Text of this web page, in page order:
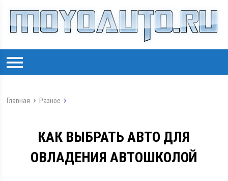
Главная Разное
КАК ВЫБРАТЬ АВТО ДЛЯ
ОВЛАДЕНИЯ АВТОШКОЛОЙ